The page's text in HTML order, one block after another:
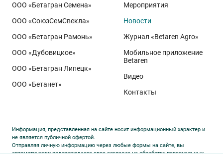
относится к новому поколению сортов орловского
биотипа озимой пшеницы. Это достижение
департамента селекции и семеноводства «Щёлково
Агрохим». Ей принадлежит рекорд
полученный в Орловской области в 2025 году.
Ермоловка максимально отзывчива на приёмы
интенсификации. Внесена в Государственный реестр
массивный поникающий колос и высокая
озернённость – до50–80
30у традиционных сортов. Именно такая
ООО «Бетагран Семена»
ООО «СоюзСемСвекла»
ООО «Бетагран Рамонь»
ООО «Дубовицкое»
ООО «Бетагран Липецк»
ООО «Бетанет»
Мероприятия
Новости
Журнал «Betaren Agro»
Мобильное приложение
Betaren
Видео
Контакты
Информация, представленная на сайте носит информационный характер и
не является публичной офертой.
Отправляя личную информацию через любые формы на сайте, вы